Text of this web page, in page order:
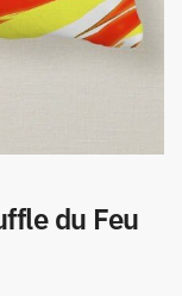
du Feu